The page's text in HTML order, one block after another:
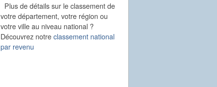
Plus de détails sur le classement de
votre département, votre région ou
votre ville au niveau national ?
Découvrez notreclassement national
par revenu